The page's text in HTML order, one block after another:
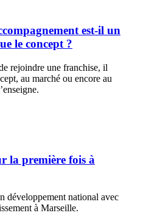
est-il un
le concept ?
rejoindre une franchise, il
au marché ou encore au
la première fois à
développement national avec
à Marseille.